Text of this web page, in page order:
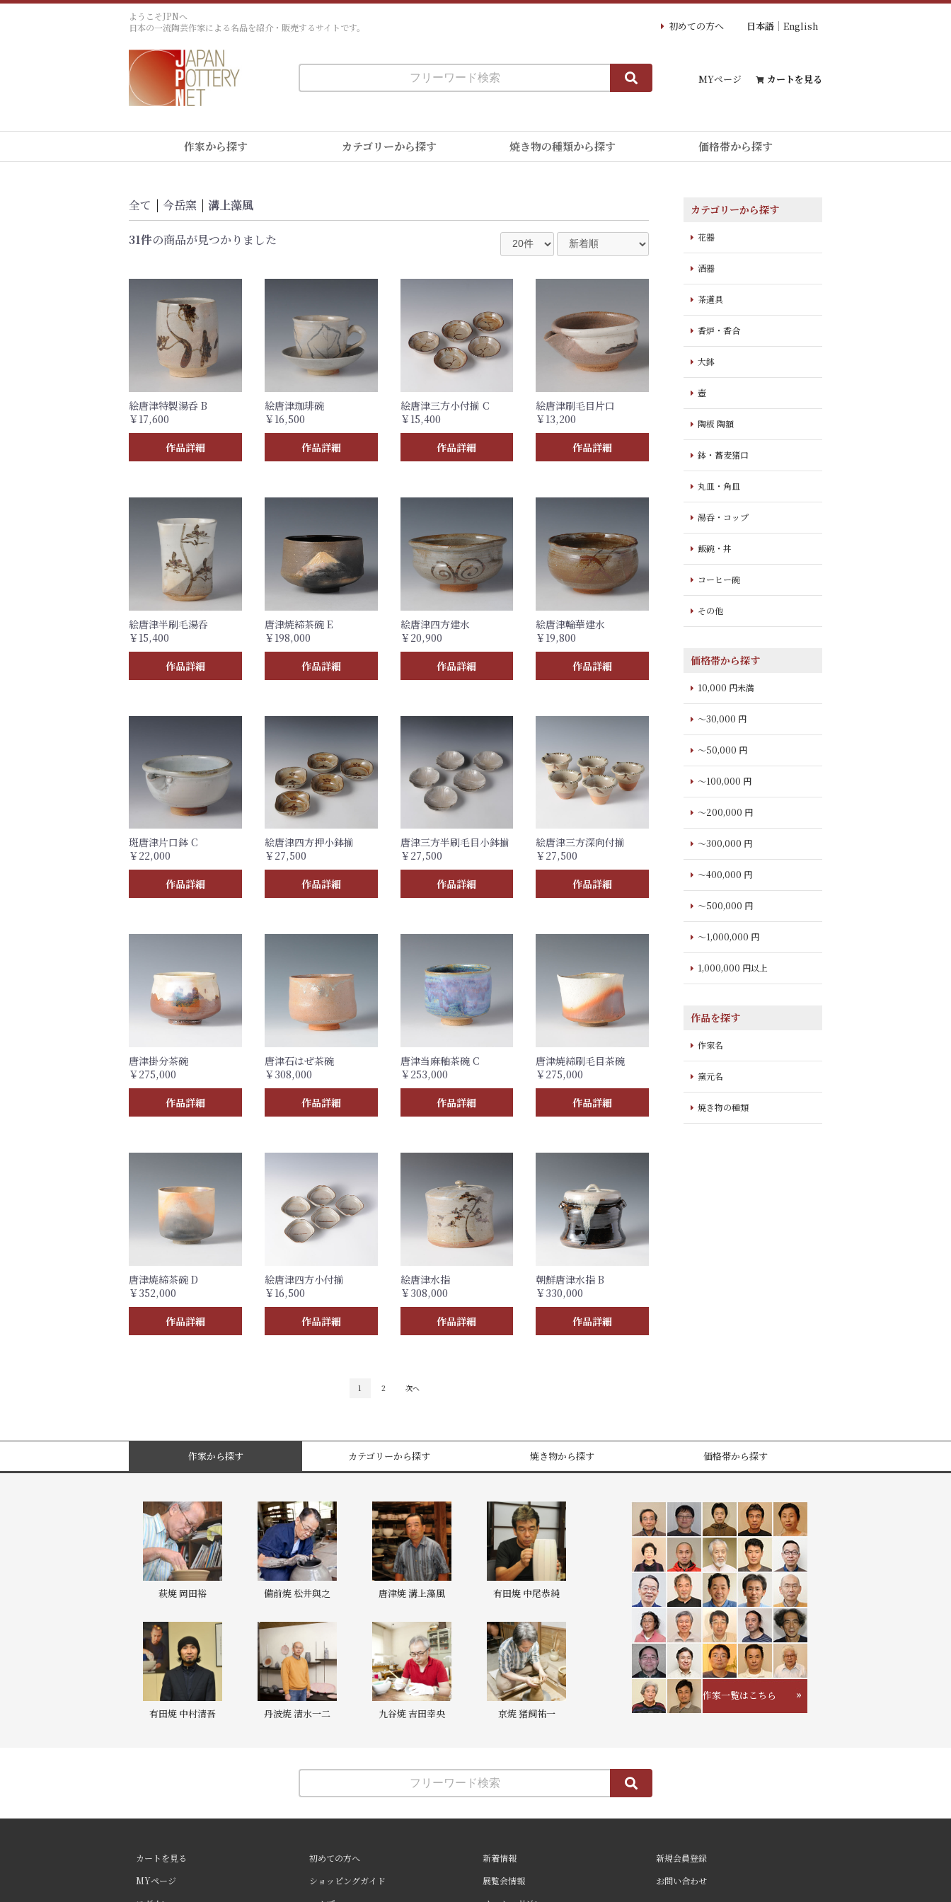
ようこそJPNへ
日本の一流陶芸作家による名品を紹介・販売するサイトです。
初めての方へ 日本語 English
MYページ カートを見る
作家から探す カテゴリーから探す 焼き物の種類から探す 価格帯から探す
全て | 今岳窯 | 溝上藻風
31件の商品が見つかりました
絵唐津特製湯呑 B
￥17,600
作品詳細
絵唐津珈琲碗
￥16,500
作品詳細
絵唐津三方小付揃 C
￥15,400
作品詳細
絵唐津刷毛目片口
￥13,200
作品詳細
絵唐津半刷毛湯呑
￥15,400
作品詳細
唐津焼締茶碗 E
￥198,000
作品詳細
絵唐津四方建水
￥20,900
作品詳細
絵唐津輪華建水
￥19,800
作品詳細
斑唐津片口鉢 C
￥22,000
作品詳細
絵唐津四方押小鉢揃
￥27,500
作品詳細
唐津三方半刷毛目小鉢揃
￥27,500
作品詳細
絵唐津三方深向付揃
￥27,500
作品詳細
唐津掛分茶碗
￥275,000
作品詳細
唐津石はぜ茶碗
￥308,000
作品詳細
唐津当麻釉茶碗 C
￥253,000
作品詳細
唐津焼締刷毛目茶碗
￥275,000
作品詳細
唐津焼締茶碗 D
￥352,000
作品詳細
絵唐津四方小付揃
￥16,500
作品詳細
絵唐津水指
￥308,000
作品詳細
朝鮮唐津水指 B
￥330,000
作品詳細
1 2 次へ
カテゴリーから探す
花器
酒器
茶道具
香炉・香合
大鉢
壺
陶板 陶額
鉢・蕎麦猪口
丸皿・角皿
湯呑・コップ
飯碗・丼
コーヒー碗
その他
価格帯から探す
10,000 円未満
～30,000 円
～50,000 円
～100,000 円
～200,000 円
～300,000 円
～400,000 円
～500,000 円
～1,000,000 円
1,000,000 円以上
作品を探す
作家名
窯元名
焼き物の種類
作家から探す カテゴリーから探す 焼き物から探す 価格帯から探す
萩焼 岡田裕 備前焼 松井與之 唐津焼 溝上藻風 有田焼 中尾恭純
有田焼 中村清吾 丹波焼 清水一二 九谷焼 吉田幸央 京焼 猪飼祐一
作家一覧はこちら
カートを見る
MYページ
初めての方へ
ショッピングガイド
新着情報
展覧会情報
新規会員登録
お問い合わせ